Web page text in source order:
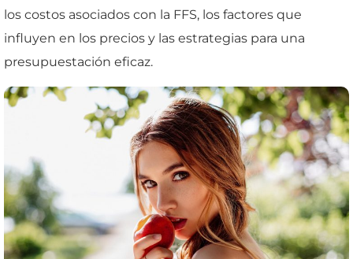
los costos asociados con la FFS, los factores que
influyen en los precios y las estrategias para una
presupuestación eficaz.